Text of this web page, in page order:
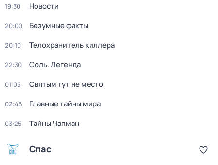
19:30 Новости
20:00 Безумные факты
20:10 Телохранитель киллера
22:30 Соль. Легенда
01:05 Святым тут не место
02:45 Главные тайны мира
03:25 Тaйны Чапман
Спас